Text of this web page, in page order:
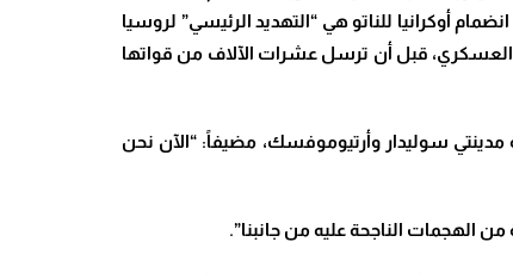
أوكرانيا للناتو هي “التهديد الرئيسي” لروسيا
العسكري، قبل أن ترسل عشرات الآلاف من قواتها
سوليدار وأرتيوموفسك، مضيفاً: “الآن نحن
الهجمات الناجحة عليه من جانبنا”.